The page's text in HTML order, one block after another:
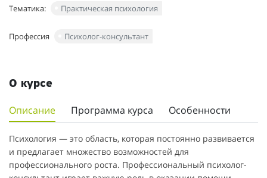
Тематика: Практическая психология
Профессия Психолог-консультант
О курсе
Описание Программа курса Особенности
Психология — это область, которая постоянно развивается
и предлагает множество возможностей для
профессионального роста. Профессиональный психолог-